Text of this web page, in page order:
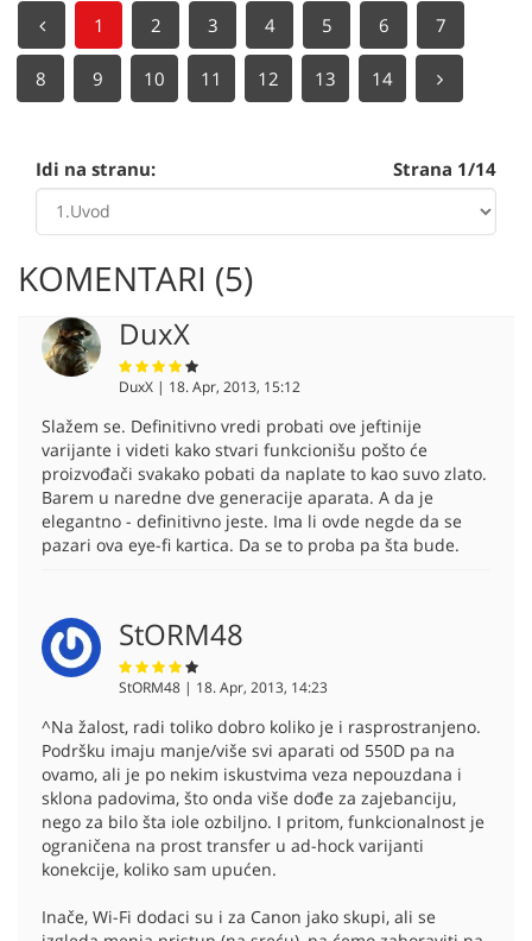
1 2 3 4 5 6 7
8 9 10 11 12 13 14
Idi na stranu: Strana 1/14
KOMENTARI (5)
DuxX
DuxX | 18. Apr, 2013, 15:12
Slažem se. Definitivno vredi probati ove jeftinije
varijante i videti kako stvari funkcionišu pošto će
proizvođači svakako pobati da naplate to kao suvo zlato.
Barem u naredne dve generacije aparata. A da je
elegantno - definitivno jeste. Ima li ovde negde da se
pazari ova eye-fi kartica. Da se to proba pa šta bude.
StORM48
StORM48 | 18. Apr, 2013, 14:23
^Na žalost, radi toliko dobro koliko je i rasprostranjeno.
Podršku imaju manje/više svi aparati od 550D pa na
ovamo, ali je po nekim iskustvima veza nepouzdana i
sklona padovima, što onda više dođe za zajebanciju,
nego za bilo šta iole ozbiljno. I pritom, funkcionalnost je
ograničena na prost transfer u ad-hock varijanti
konekcije, koliko sam upućen.
Inače, Wi-Fi dodaci su i za Canon jako skupi, ali se